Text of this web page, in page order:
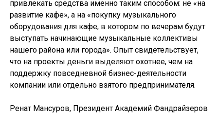
привлекать средства именно таким способом: не «на
развитие кафе», а на «покупку музыкального
оборудования для кафе, в котором по вечерам будут
выступать начинающие музыкальные коллективы
нашего района или города». Опыт свидетельствует,
что на проекты деньги выделяют охотнее, чем на
поддержку повседневной бизнес-деятельности
компании или отдельно взятого предпринимателя.
Ренат Мансуров, Президент Академий Фандрайзеров